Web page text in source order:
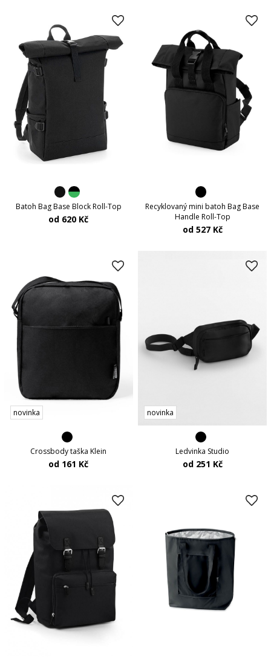
Batoh Bag Base Block Roll-Top
od 620 Kč
Recyklovaný mini batoh Bag Base
Handle Roll-Top
od 527 Kč
novinka
Crossbody taška Klein
od 161 Kč
novinka
Ledvinka Studio
od 251 Kč